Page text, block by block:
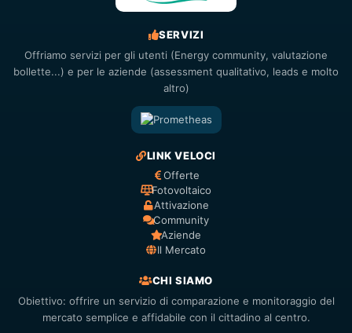
SERVIZI
Offriamo servizi per gli utenti (Energy community, valutazione
bollette...) e per le aziende (assessment qualitativo, leads e molto
altro)
LINK VELOCI
Offerte
Fotovoltaico
Attivazione
Community
Aziende
Il Mercato
CHI SIAMO
Obiettivo: offrire un servizio di comparazione e monitoraggio del
mercato semplice e affidabile con il cittadino al centro.